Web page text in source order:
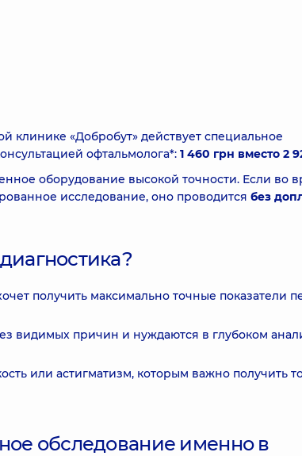
клинике «Добробут» действует специальное
офтальмолога*: 1 460 грн вместо 2
оборудование высокой точности. Если во
исследование, оно проводится без
получить максимально точные показатели
видимых причин и нуждаются в глубоком
или астигматизм, которым важно получить
обследование именно в